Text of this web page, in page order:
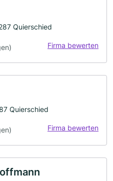
Quierschied
Firma bewerten
Quierschied
Firma bewerten